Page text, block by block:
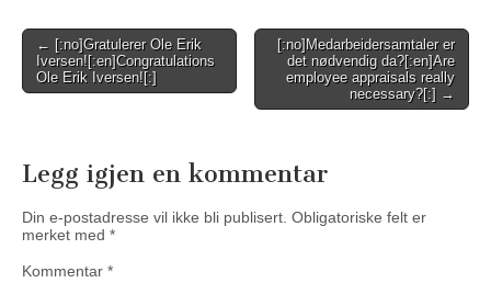
Post
navigation
← [:no]Gratulerer Ole Erik
Iversen![:en]Congratulations
Ole Erik Iversen![:]
[:no]Medarbeidersamtaler er
det nødvendig da?[:en]Are
employee appraisals really
necessary?[:] →
Legg igjen en kommentar
Din e-postadresse vil ikke bli publisert. Obligatoriske felt er
merket med *
Kommentar *